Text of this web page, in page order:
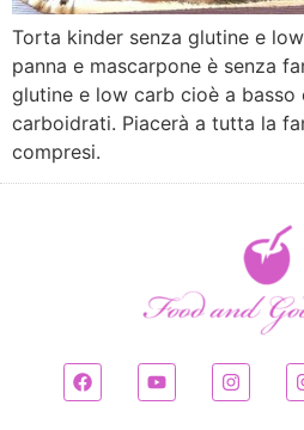
Torta kinder senza glutine e
panna e mascarpone è senza
glutine e low carb cioè a basso
carboidrati. Piacerà a tutta la
compresi.